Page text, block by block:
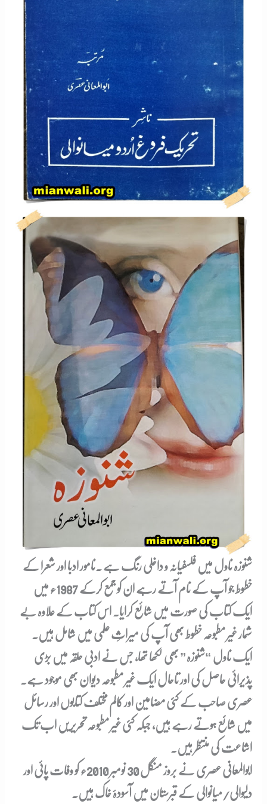
شنوزہ ناول میں فلسفیانہ و داخلی رنگ ہے .نامور ادبا اور شعرا کے
خطوط جو آپ کے نام آتے رہے ان کو جمع کرکے 1987ء میں
ایک کتاب کی صورت میں شائع کرایا۔ اس کتاب کے علاوہ بے
شمار غیر مطبوعہ خطوط بھی آپ کی میراثِ علمی میں شامل ہیں۔
ایک ناول “شنوزہ” بھی لکھا تھا، جس نے ادبی حلقہ میں بڑی
پذیرائی حاصل کی اور تاحال ایک غیر مطبوعہ دیوان بھی موجود ہے۔
عصری صاحب کے کئی مضامین اور کالم مختلف کتابوں اور رسائل
میں شائع ہوتے رہے ہیں، جبکہ کئی غیر مطبوعہ تحریریں اب تک
اشاعت کی منتظر ہیں۔
ابوالمعانی عصری نے بروز منگل 30 نومبر 2010ء کو وفات پائی اور
دلیوالی/میانوالی کے قبرستان میں آسودۂ خاک ہیں۔